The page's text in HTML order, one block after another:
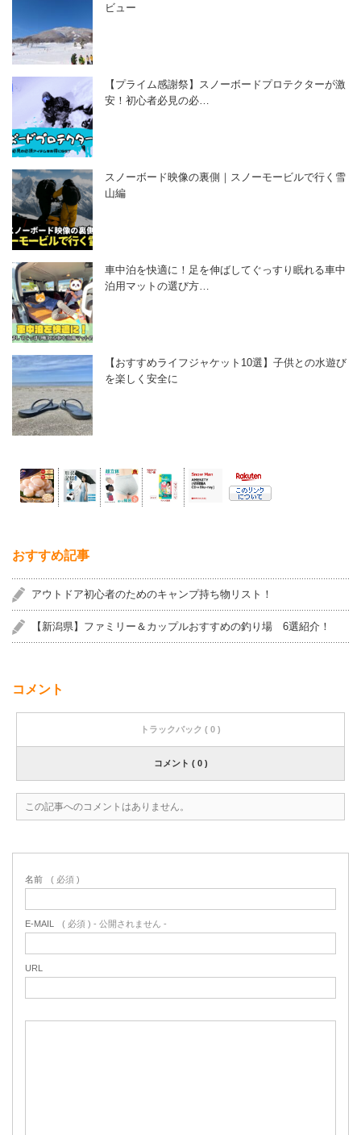
ビュー
【プライム感謝祭】スノーボードプロテクターが激
安！初心者必見の必…
スノーボード映像の裏側｜スノーモービルで行く雪
山編
車中泊を快適に！足を伸ばしてぐっすり眠れる車中
泊用マットの選び方…
【おすすめライフジャケット10選】子供との水遊び
を楽しく安全に
おすすめ記事
アウトドア初心者のためのキャンプ持ち物リスト！
【新潟県】ファミリー＆カップルおすすめの釣り場 6選紹介！
コメント
トラックバック ( 0 )
コメント ( 0 )
この記事へのコメントはありません。
名前 ( 必須 )
E-MAIL ( 必須 ) - 公開されません -
URL